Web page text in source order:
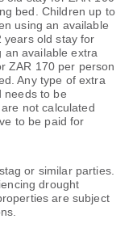
bed. Children up to
using an available
years old stay for
an available extra
ZAR 170 per person
Any type of extra
needs to be
not calculated
to be paid for
or similar parties.
drought
are subject